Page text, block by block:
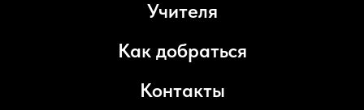
Учителя
Как добраться
Контакты